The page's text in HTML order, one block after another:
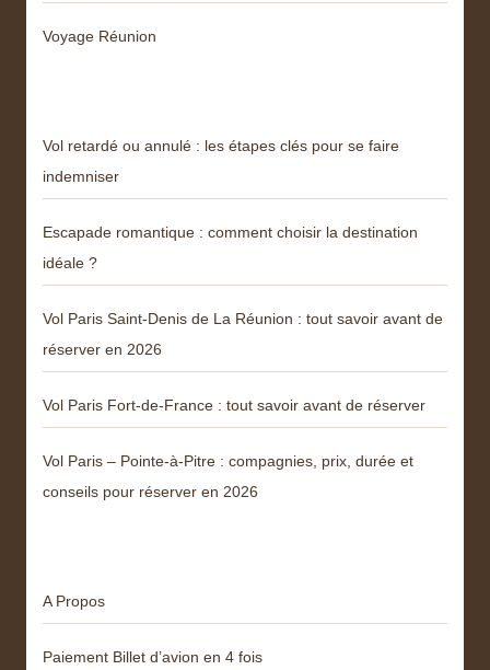
Voyage Réunion
Vol retardé ou annulé : les étapes clés pour se faire
indemniser
Escapade romantique : comment choisir la destination
idéale ?
Vol Paris Saint-Denis de La Réunion : tout savoir avant de
réserver en 2026
Vol Paris Fort-de-France : tout savoir avant de réserver
Vol Paris – Pointe-à-Pitre : compagnies, prix, durée et
conseils pour réserver en 2026
A Propos
Paiement Billet d’avion en 4 fois